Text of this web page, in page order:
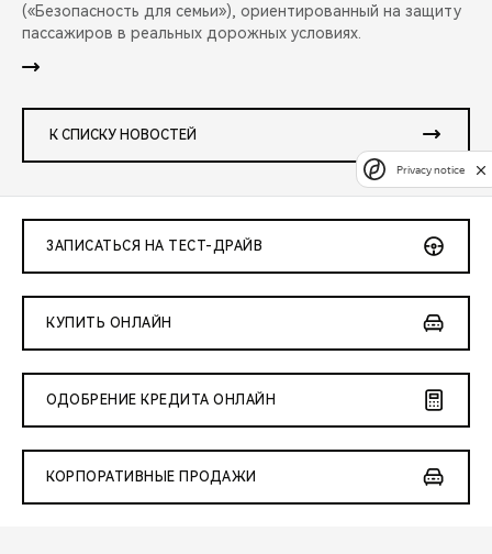
(«Безопасность для семьи»), ориентированный на защиту
пассажиров в реальных дорожных условиях.
К СПИСКУ НОВОСТЕЙ
ЗАПИСАТЬСЯ НА ТЕСТ-ДРАЙВ
КУПИТЬ ОНЛАЙН
ОДОБРЕНИЕ КРЕДИТА ОНЛАЙН
КОРПОРАТИВНЫЕ ПРОДАЖИ
Privacy notice